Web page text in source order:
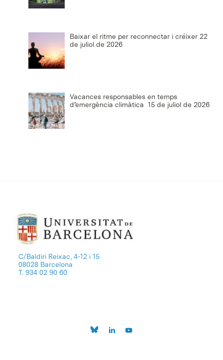
Baixar el ritme per reconnectar i créixer 22
de juliol de 2026
Vacances responsables en temps
d’emergència climàtica 15 de juliol de 2026
C/Baldiri Reixac, 4-12 i 15
08028 Barcelona
T. 934 02 90 60